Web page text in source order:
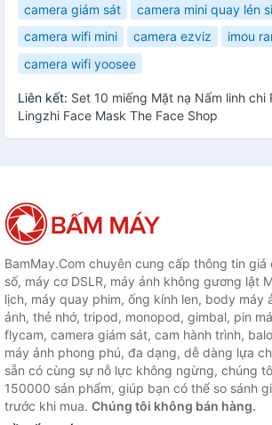
camera giám sát
camera mini quay lén
camera wifi mini
camera ezviz
imou
camera wifi yoosee
Liên kết: Set 10 miếng Mặt nạ Nấm linh chi
Lingzhi Face Mask The Face Shop
BamMay.Com chuyên cung cấp thông tin
số, máy cơ DSLR, máy ảnh không gương lật
lịch, máy quay phim, ống kính len, body máy
ảnh, thẻ nhớ, tripod, monopod, gimbal, pin
flycam, camera giám sát, cam hành trình,
máy ảnh phong phú, đa dạng, dễ dàng lựa
sẵn có cùng sự nỗ lực không ngừng, chúng
150000 sản phẩm, giúp bạn có thể so sánh
trước khi mua. Chúng tôi không bán hàng.